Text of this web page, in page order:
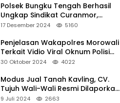
Polsek Bungku Tengah Berhasil
Ungkap Sindikat Curanmor,
Terduga Pelaku Akui Beraksi di 7
17 Desember 2024 5160
Penjelasan Wakapolres Morowali
Terkait Vidio Viral Oknum Polisi
Dikerumuni Warga Bahodopi
30 Oktober 2024 4022
Modus Jual Tanah Kavling, CV.
Tujuh Wali-Wali Resmi Dilaporkan
di Polres Kendari
9 Juli 2024 2663